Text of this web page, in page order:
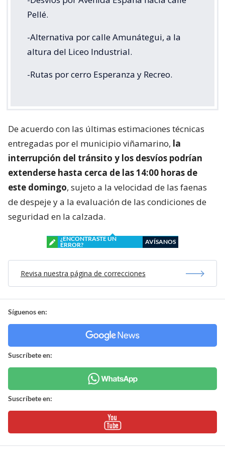
Pellé.
-Alternativa por calle Amunátegui, a la
altura del Liceo Industrial.
-Rutas por cerro Esperanza y Recreo.
De acuerdo con las últimas estimaciones técnicas
entregadas por el municipio viñamarino, la
interrupción del tránsito y los desvíos podrían
extenderse hasta cerca de las 14:00 horas de
este domingo, sujeto a la velocidad de las faenas
de despeje y a la evaluación de las condiciones de
seguridad en la calzada.
¿ENCONTRASTE UN
ERROR?
AVÍSANOS
Revisa nuestra página de correcciones
Síguenos en:
Suscríbete en:
Suscríbete en: